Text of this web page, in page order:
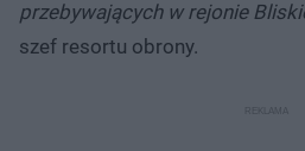
przebywających w rejonie
szef resortu obrony.